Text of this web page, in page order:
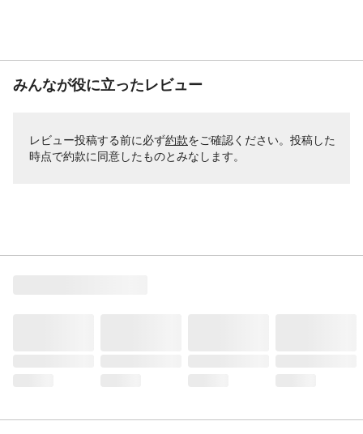
みんなが役に立ったレビュー
レビュー投稿する前に必ず約款をご確認ください。投稿した
時点で約款に同意したものとみなします。